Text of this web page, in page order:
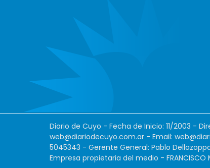
Diario de Cuyo - Fecha de Inicio: 11/2003 -
web@diariodecuyo.com.ar - Email:
5045343 - Gerente General: Pablo
Empresa propietaria del medio - FRANCISCO